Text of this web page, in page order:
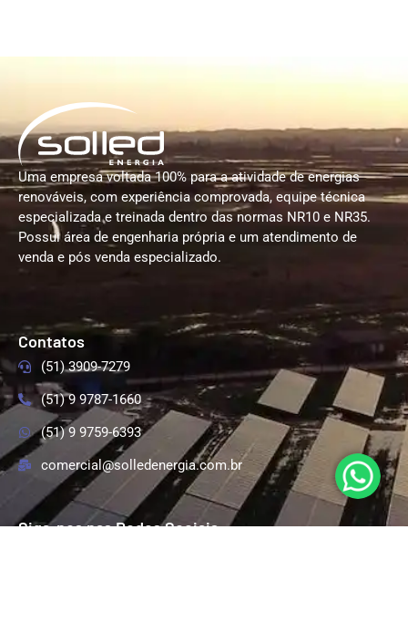
Uma empresa voltada 100% para a atividade de energias
renováveis, com experiência comprovada, equipe técnica
especializada e treinada dentro das normas NR10 e NR35.
Possui área de engenharia própria e um atendimento de
venda e pós venda especializado.
Contatos
(51) 3909-7279
(51) 9 9787-1660
(51) 9 9759-6393
comercial@solledenergia.com.br
Siga-nos nas Redes Sociais